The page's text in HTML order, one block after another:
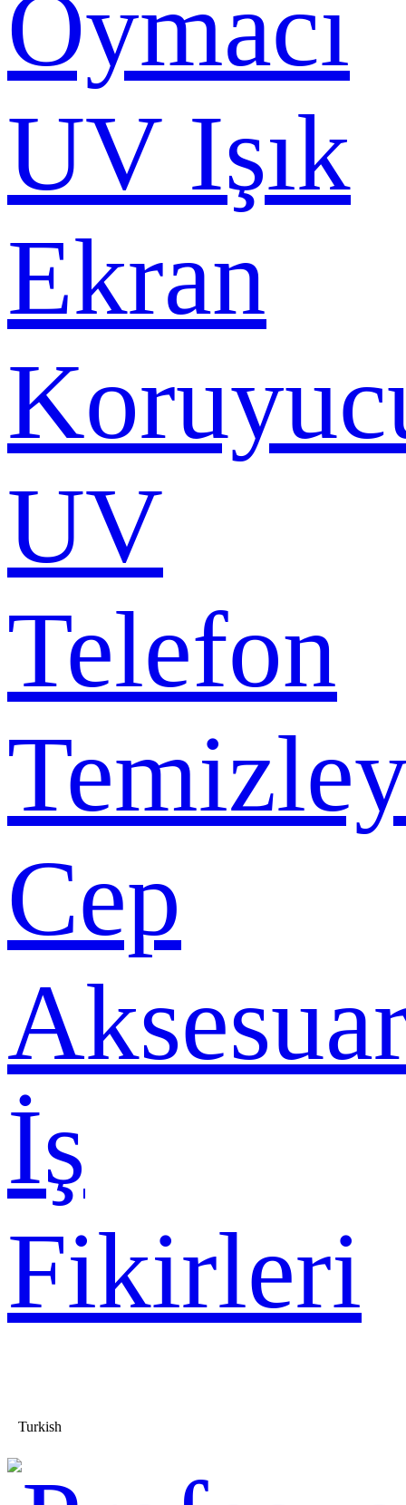
Oymacı
UV Işık
Ekran
UV
Telefon
Cep
İş
Fikirleri
Turkish